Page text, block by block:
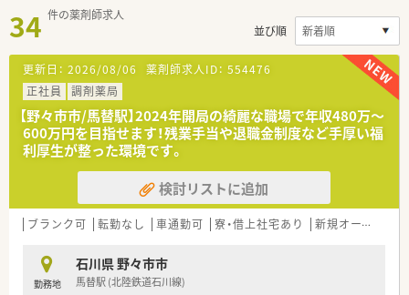
34 件の薬剤師求人
並び順
更新日： 2026/08/06 薬剤師求人ID： 554476
正社員
調剤薬局
【野々市市/馬替駅】2024年開局の綺麗な職場で年収480万〜
600万円を目指せます！残業手当や退職金制度など手厚い福
利厚生が整った環境です。
検討リストに追加
ブランク可 転勤なし 車通勤可 寮・借上社宅あり 新規オープン
勤務地
石川県 野々市市
馬替駅 (北陸鉄道石川線)